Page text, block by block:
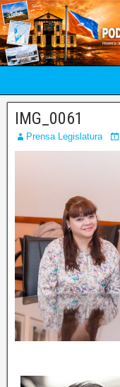
IMG_0061
Prensa Legislatura